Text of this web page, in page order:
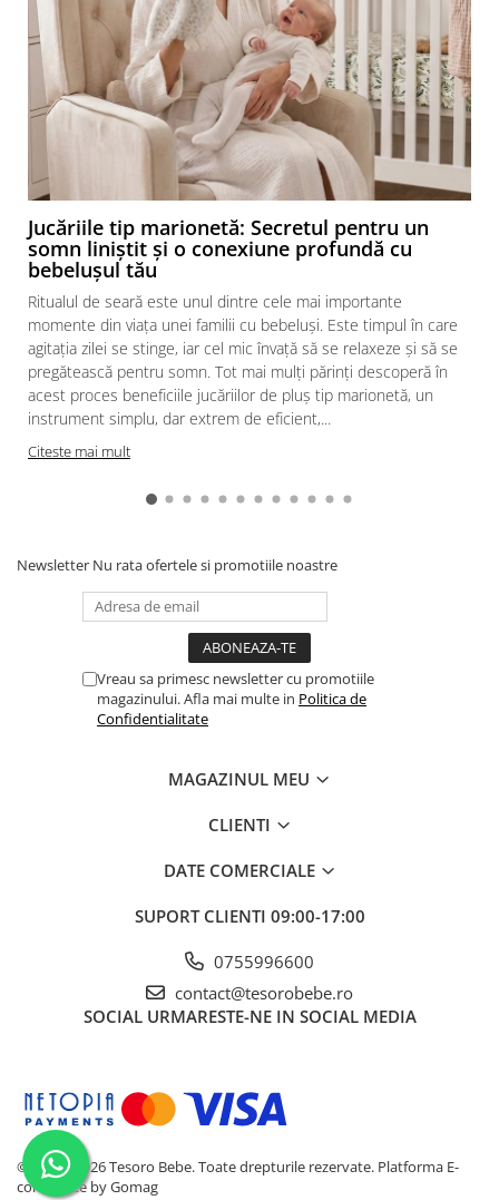
Jucăriile tip marionetă: Secretul pentru un
somn liniștit și o conexiune profundă cu
bebelușul tău
Ritualul de seară este unul dintre cele mai importante
momente din viața unei familii cu bebeluși. Este timpul în care
agitația zilei se stinge, iar cel mic învață să se relaxeze și să se
pregătească pentru somn. Tot mai mulți părinți descoperă în
acest proces beneficiile jucăriilor de pluș tip marionetă, un
instrument simplu, dar extrem de eficient,...
Citeste mai mult
Newsletter Nu rata ofertele si promotiile noastre
Vreau sa primesc newsletter cu promotiile
magazinului. Afla mai multe in Politica de
Confidentialitate
MAGAZINUL MEU
CLIENTI
DATE COMERCIALE
SUPORT CLIENTI 09:00-17:00
0755996600
contact@tesorobebe.ro
SOCIAL URMARESTE-NE IN SOCIAL MEDIA
© 2023 - 2026 Tesoro Bebe. Toate drepturile rezervate. Platforma E-
commerce by Gomag